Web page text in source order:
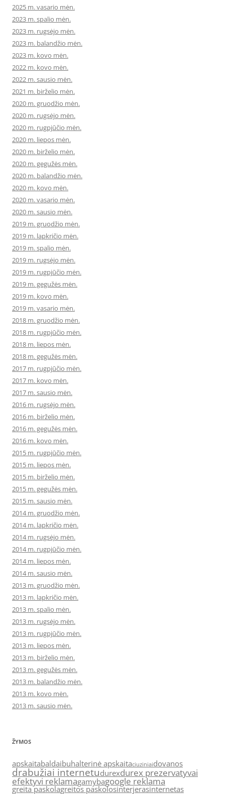
2025 m. vasario mėn.
2023 m. spalio mėn.
2023 m. rugsėjo mėn.
2023 m. balandžio mėn.
2023 m. kovo mėn.
2022 m. kovo mėn.
2022 m. sausio mėn.
2021 m. birželio mėn.
2020 m. gruodžio mėn.
2020 m. rugsėjo mėn.
2020 m. rugpjūčio mėn.
2020 m. liepos mėn.
2020 m. birželio mėn.
2020 m. gegužės mėn.
2020 m. balandžio mėn.
2020 m. kovo mėn.
2020 m. vasario mėn.
2020 m. sausio mėn.
2019 m. gruodžio mėn.
2019 m. lapkričio mėn.
2019 m. spalio mėn.
2019 m. rugsėjo mėn.
2019 m. rugpjūčio mėn.
2019 m. gegužės mėn.
2019 m. kovo mėn.
2019 m. vasario mėn.
2018 m. gruodžio mėn.
2018 m. rugpjūčio mėn.
2018 m. liepos mėn.
2018 m. gegužės mėn.
2017 m. rugpjūčio mėn.
2017 m. kovo mėn.
2017 m. sausio mėn.
2016 m. rugsėjo mėn.
2016 m. birželio mėn.
2016 m. gegužės mėn.
2016 m. kovo mėn.
2015 m. rugpjūčio mėn.
2015 m. liepos mėn.
2015 m. birželio mėn.
2015 m. gegužės mėn.
2015 m. sausio mėn.
2014 m. gruodžio mėn.
2014 m. lapkričio mėn.
2014 m. rugsėjo mėn.
2014 m. rugpjūčio mėn.
2014 m. liepos mėn.
2014 m. sausio mėn.
2013 m. gruodžio mėn.
2013 m. lapkričio mėn.
2013 m. spalio mėn.
2013 m. rugsėjo mėn.
2013 m. rugpjūčio mėn.
2013 m. liepos mėn.
2013 m. birželio mėn.
2013 m. gegužės mėn.
2013 m. balandžio mėn.
2013 m. kovo mėn.
2013 m. sausio mėn.
ŽYMOS
apskaitabaldaibuhalterinė apskaitaciuziniaidovanos
drabužiai internetudurexdurex prezervatyvai
efektyvi reklamagamybagoogle reklama
greita paskolagreitos paskolosinterjerasinternetas